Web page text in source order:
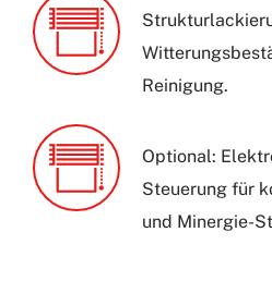
Reinigung.
Optional:
Steuerung für
und Minergie-